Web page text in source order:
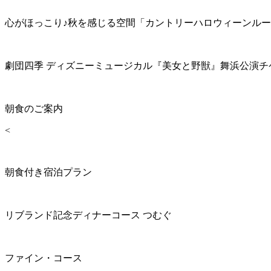
心がほっこり♪秋を感じる空間「カントリーハロウィーンル
劇団四季 ディズニーミュージカル『美女と野獣』舞浜公演
朝食のご案内
<
朝食付き宿泊プラン
リブランド記念ディナーコース つむぐ
ファイン・コース